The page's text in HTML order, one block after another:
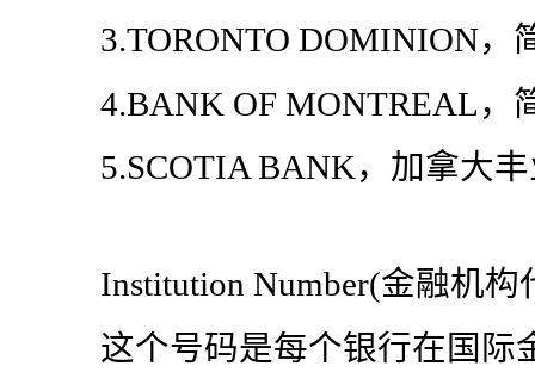
3.TORONTO DOMINION，
4.BANK OF MONTREAL，
5.SCOTIA BANK，加拿大丰
Institution Number(金融机构
这个号码是每个银行在国际